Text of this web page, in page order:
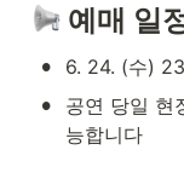
예매 일
• 6. 24. (수)
•
공연 당일 현
능합니다